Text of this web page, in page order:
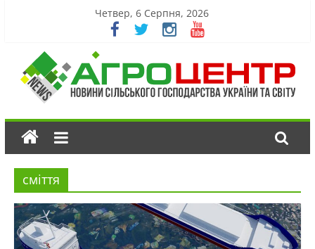
Четвер, 6 Серпня, 2026
сміття